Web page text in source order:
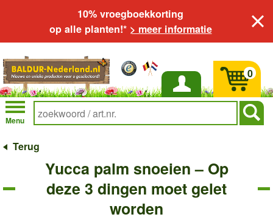
10% vroegboekkorting
op alle planten!* > meer informatie
Inloggen
Menu
0
Terug
Yucca palm snoeien – Op
deze 3 dingen moet gelet
worden